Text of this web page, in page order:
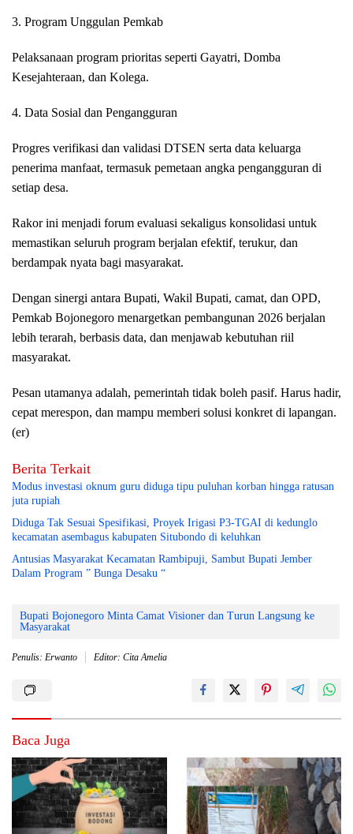
3. Program Unggulan Pemkab
Pelaksanaan program prioritas seperti Gayatri, Domba
Kesejahteraan, dan Kolega.
4. Data Sosial dan Pengangguran
Progres verifikasi dan validasi DTSEN serta data keluarga
penerima manfaat, termasuk pemetaan angka pengangguran di
setiap desa.
Rakor ini menjadi forum evaluasi sekaligus konsolidasi untuk
memastikan seluruh program berjalan efektif, terukur, dan
berdampak nyata bagi masyarakat.
Dengan sinergi antara Bupati, Wakil Bupati, camat, dan OPD,
Pemkab Bojonegoro menargetkan pembangunan 2026 berjalan
lebih terarah, berbasis data, dan menjawab kebutuhan riil
masyarakat.
Pesan utamanya adalah, pemerintah tidak boleh pasif. Harus hadir,
cepat merespon, dan mampu memberi solusi konkret di lapangan.
(er)
Berita Terkait
Modus investasi oknum guru diduga tipu puluhan korban hingga ratusan
juta rupiah
Diduga Tak Sesuai Spesifikasi, Proyek Irigasi P3-TGAI di kedunglo
kecamatan asembagus kabupaten Situbondo di keluhkan
Antusias Masyarakat Kecamatan Rambipuji, Sambut Bupati Jember
Dalam Program ” Bunga Desaku “
Bupati Bojonegoro Minta Camat Visioner dan Turun Langsung ke
Masyarakat
Penulis: Erwanto Editor: Cita Amelia
Baca Juga